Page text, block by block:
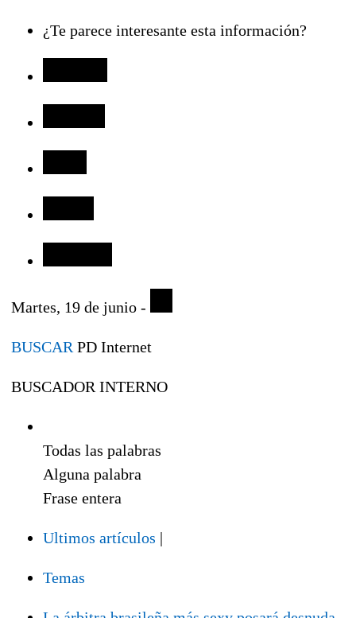
¿Te parece interesante esta información?
Martes, 19 de junio -
BUSCAR PD Internet
BUSCADOR INTERNO
Todas las palabras
Alguna palabra
Frase entera
Ultimos artículos |
Temas